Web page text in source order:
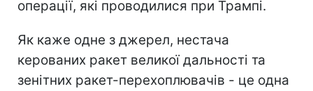
операції, які проводилися при Трампі.
Як каже одне з джерел, нестача
керованих ракет великої дальності та
зенітних ракет-перехоплювачів - це одна